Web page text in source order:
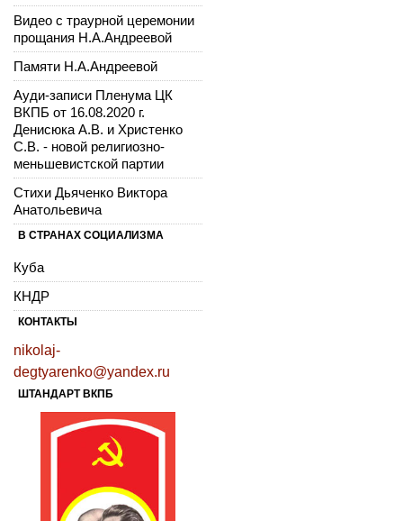
Видео с траурной церемонии
прощания Н.А.Андреевой
Памяти Н.А.Андреевой
Ауди-записи Пленума ЦК
ВКПБ от 16.08.2020 г.
Денисюка А.В. и Христенко
С.В. - новой религиозно-
меньшевистской партии
Стихи Дьяченко Виктора
Анатольевича
В СТРАНАХ СОЦИАЛИЗМА
Куба
КНДР
КОНТАКТЫ
nikolaj-
degtyarenko@yandex.ru
ШТАНДАРТ ВКПБ